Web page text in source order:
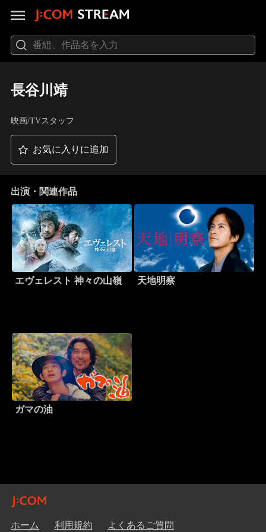
長谷川靖
映画/TVスタッフ
お気に入りに追加
出演・関連作品
エヴェレスト 神々の山嶺 天地明察
ガマの油
ホーム 利用規約 よくあるご質問